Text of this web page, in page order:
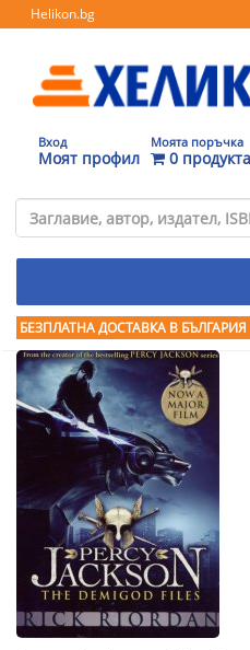
Helikon.bg
Вход
Моят профил
Моята поръчка
0 продукта
БЕЗПЛАТНА ДОСТАВКА В